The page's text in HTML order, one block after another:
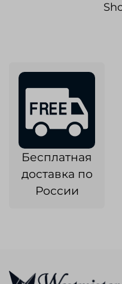
Бесплатная
доставка по
России